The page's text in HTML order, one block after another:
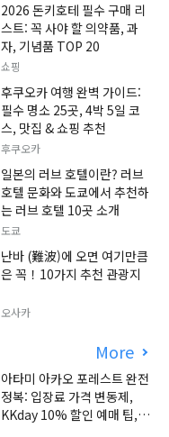
2026 돈키호테 필수 구매 리
스트: 꼭 사야 할 의약품, 과
자, 기념품 TOP 20
쇼핑
후쿠오카 여행 완벽 가이드:
필수 명소 25곳, 4박 5일 코
스, 맛집 & 쇼핑 추천
후쿠오카
일본의 러브 호텔이란? 러브
호텔 문화와 도쿄에서 추천하
는 러브 호텔 10곳 소개
도쿄
난바 (難波)에 오면 여기만큼
은 꼭！10가지 추천 관광지
오사카
More
아타미 아카오 포레스트 완전
정복: 입장료 가격 변동제,
KKday 10% 할인 예매 팁, 쿠